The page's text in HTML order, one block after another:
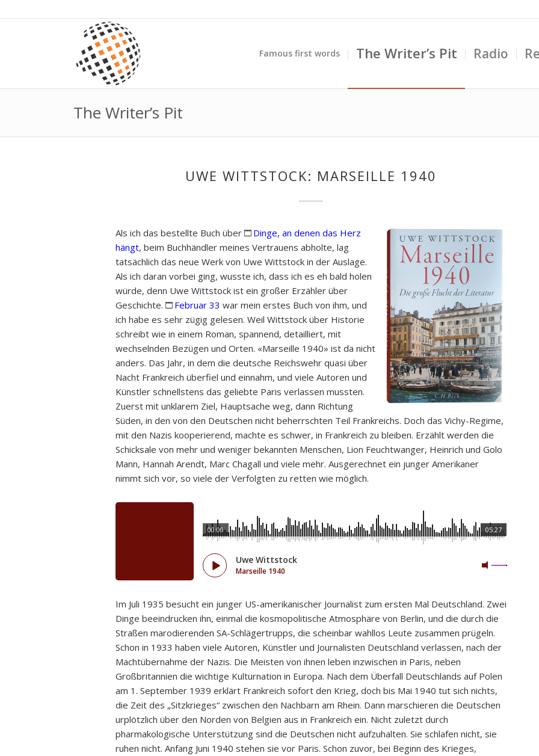
Famous first words The Writer’s Pit Radio
The Writer’s Pit
UWE WITTSTOCK: MARSEILLE 1940
Als ich das bestellte Buch über
Dinge, an denen das Herz
hängt, beim Buchhändler meines Vertrauens abholte, lag
tatsächlich das neue Werk von Uwe Wittstock in der Auslage.
Als ich daran vorbei ging, wusste ich, dass ich es eh bald holen
würde, denn Uwe Wittstock ist ein großer Erzähler über
Geschichte.
Februar 33 war mein erstes Buch von ihm, und
ich habe es sehr zügig gelesen. Weil Wittstock über Historie
schreibt wie in einem Roman, spannend, detailliert, mit
wechselnden Bezügen und Orten. «Marseille 1940» ist da nicht
anders. Das Jahr, in dem die deutsche Reichswehr quasi über
Nacht Frankreich überfiel und einnahm, und viele Autoren und
Künstler schnellstens das geliebte Paris verlassen mussten.
Zuerst mit unklarem Ziel, Hauptsache weg, dann Richtung
Süden, in den von den Deutschen nicht beherrschten Teil Frankreichs. Doch das Vichy-Regime,
mit den Nazis kooperierend, machte es schwer, in Frankreich zu bleiben. Erzählt werden die
Schicksale von mehr und weniger bekannten Menschen, Lion Feuchtwanger, Heinrich und Golo
Mann, Hannah Arendt, Marc Chagall und viele mehr. Ausgerechnet ein junger Amerikaner
nimmt sich vor, so viele der Verfolgten zu retten wie möglich.
05:27
00:00
Uwe Wittstock
Marseille 1940
Im Juli 1935 besucht ein junger US-amerikanischer Journalist zum ersten Mal Deutschland. Zwei
Dinge beeindrucken ihn, einmal die kosmopolitische Atmosphäre von Berlin, und die durch die
Straßen marodierenden SA-Schlägertrupps, die scheinbar wahllos Leute zusammen prügeln.
Schon in 1933 haben viele Autoren, Künstler und Journalisten Deutschland verlassen, nach der
Machtübernahme der Nazis. Die Meisten von ihnen leben inzwischen in Paris, neben
Großbritannien die wichtige Kulturnation in Europa. Nach dem Überfall Deutschlands auf Polen
am 1. September 1939 erklärt Frankreich sofort den Krieg, doch bis Mai 1940 tut sich nichts,
die Zeit des „Sitzkrieges“ zwischen den Nachbarn am Rhein. Dann marschieren die Deutschen
urplötzlich über den Norden von Belgien aus in Frankreich ein. Nicht zuletzt durch
pharmakologische Unterstützung sind die Deutschen nicht aufzuhalten. Sie schlafen nicht, sie
ruhen nicht. Anfang Juni 1940 stehen sie vor Paris. Schon zuvor, bei Beginn des Krieges,